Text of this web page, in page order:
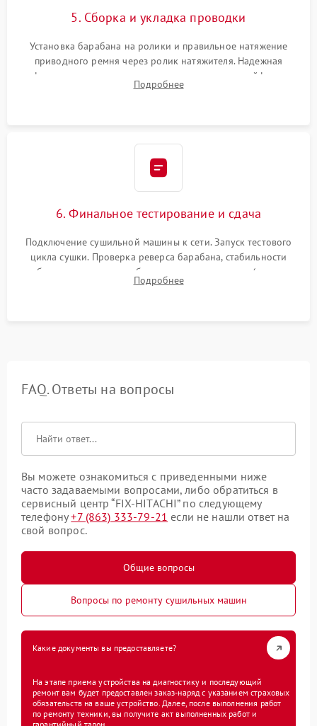
5. Сборка и укладка проводки
Установка барабана на ролики и правильное натяжение
приводного ремня через ролик натяжителя. Надежная
фиксация всех узлов, подключение клемм и шлейфов к
модулю управления. Монтаж корпусных панелей, люка и
Подробнее
6. Финальное тестирование и сдача
Подключение сушильной машины к сети. Запуск тестового
цикла сушки. Проверка реверса барабана, стабильности
набора температуры, работы дренажного насоса (откачка
конденсата) и отсутствия посторонних скрипов, стуков или
Подробнее
FAQ. Ответы на вопросы
Вы можете ознакомиться с приведенными ниже
часто задаваемыми вопросами, либо обратиться в
сервисный центр “FIX-HITACHI” по следующему
телефону+7 (863) 333-79-21 если не нашли ответ на
свой вопрос.
Общие вопросы
Вопросы по ремонту сушильных машин
Какие документы вы предоставляете?
На этапе приема устройства на диагностику и последующий
ремонт вам будет предоставлен заказ-наряд с указанием страховых
обязательств на ваше устройство. Далее, после выполнения работ
по ремонту техники, вы получите акт выполненных работ и